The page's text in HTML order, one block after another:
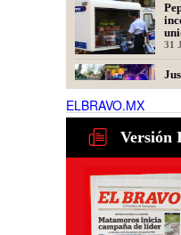
31
31
31
ELBRAVO.MX
Versión